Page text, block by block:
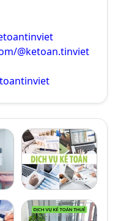
@ketoan.tinviet